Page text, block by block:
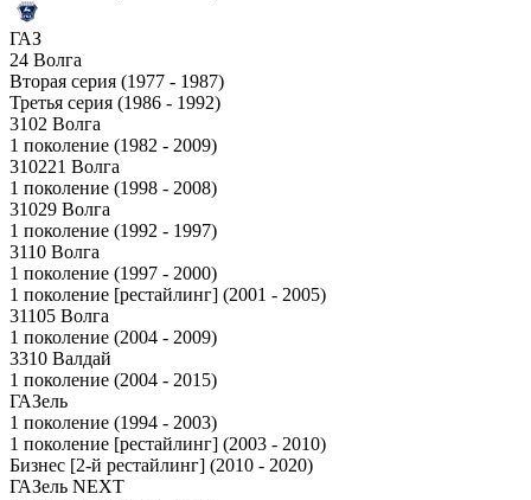
ГАЗ
24 Волга
Вторая серия (1977 - 1987)
Третья серия (1986 - 1992)
3102 Волга
1 поколение (1982 - 2009)
310221 Волга
1 поколение (1998 - 2008)
31029 Волга
1 поколение (1992 - 1997)
3110 Волга
1 поколение (1997 - 2000)
1 поколение [рестайлинг] (2001 - 2005)
31105 Волга
1 поколение (2004 - 2009)
3310 Валдай
1 поколение (2004 - 2015)
ГАЗель
1 поколение (1994 - 2003)
1 поколение [рестайлинг] (2003 - 2010)
Бизнес [2-й рестайлинг] (2010 - 2020)
ГАЗель NEXT